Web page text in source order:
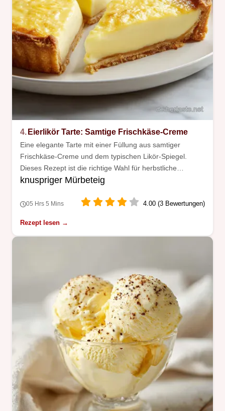
4. Eierlikör Tarte: Samtige Frischkäse-Creme
Eine elegante Tarte mit einer Füllung aus samtiger
Frischkäse-Creme und dem typischen Likör-Spiegel.
Dieses Rezept ist die richtige Wahl für herbstliche
Kaffeetafeln.
knuspriger Mürbeteig
05 Hrs 5 Mins 4.00 (3 Bewertungen)
Rezept lesen →